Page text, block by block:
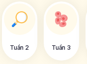
Tuần 2 Tuần 3